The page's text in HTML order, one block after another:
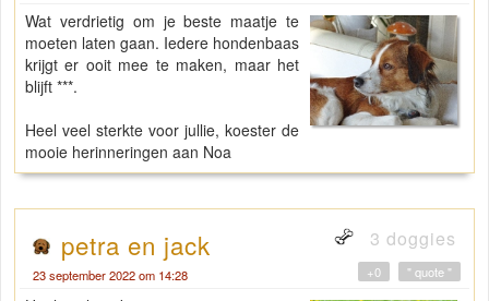
Wat verdrietig om je beste maatje te
moeten laten gaan. Iedere hondenbaas
krijgt er ooit mee te maken, maar het
blijft ***.
Heel veel sterkte voor jullie, koester de
mooie herinneringen aan Noa
petra en jack 3 doggies
23 september 2022 om 14:28 " quote "
+0